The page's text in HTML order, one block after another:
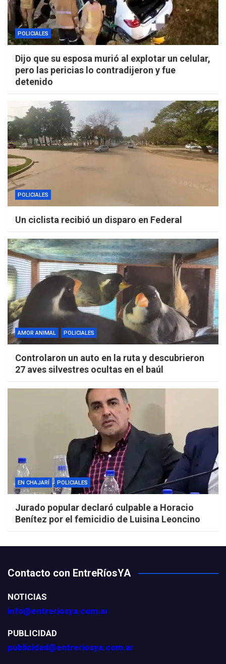
POLICIALES
Dijo que su esposa murió al explotar un celular,
pero las pericias lo contradijeron y fue
detenido
POLICIALES
Un ciclista recibió un disparo en Federal
AMOR ANIMAL POLICIALES
Controlaron un auto en la ruta y descubrieron
27 aves silvestres ocultas en el baúl
EN CHAJARÍ POLICIALES
Jurado popular declaró culpable a Horacio
Benítez por el femicidio de Luisina Leoncino
Contacto con EntreRíosYA
NOTICIAS
info@entreriosya.com.ar
PUBLICIDAD
publicidad@entreriosya.com.ar